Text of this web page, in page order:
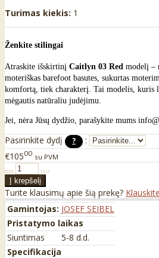
Turimas kiekis: 1
Ženkite stilingai
Atraskite išskirtinį Caitlyn 03 Red modelį –
moteriškas barefoot basutes, sukurtas
komfortą, tiek charakterį. Tai modelis, kuris
mėgautis natūraliu judėjimu.
Jei, nėra Jūsų dydžio, parašykite mums
Pasirinkite dydį ?
:
€10500 su PVM
Turite klausimų apie šią prekę? Klauskite
Gamintojas: JOSEF SEIBEL
Pristatymo laikas
Siuntimas
5-8 d.d.
Specifikacija